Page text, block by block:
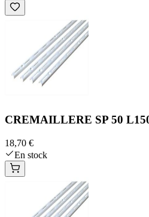
CREMAILLERE SP 50
18,70 €
En stock